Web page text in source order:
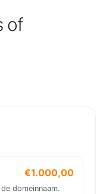
of
€1.000,00
domeinnaam.